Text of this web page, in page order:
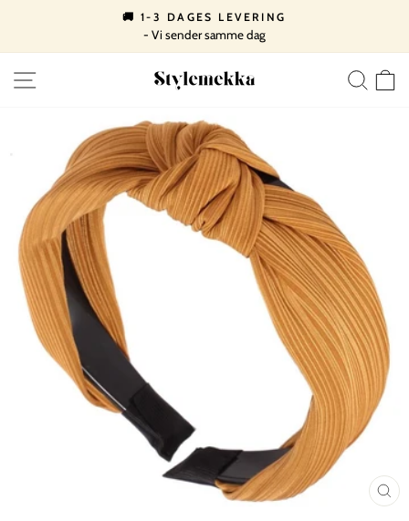
indhold
Pause
🚚 1-3 DAGES LEVERING
- Vi sender samme dag
SIDE NAVIGATION